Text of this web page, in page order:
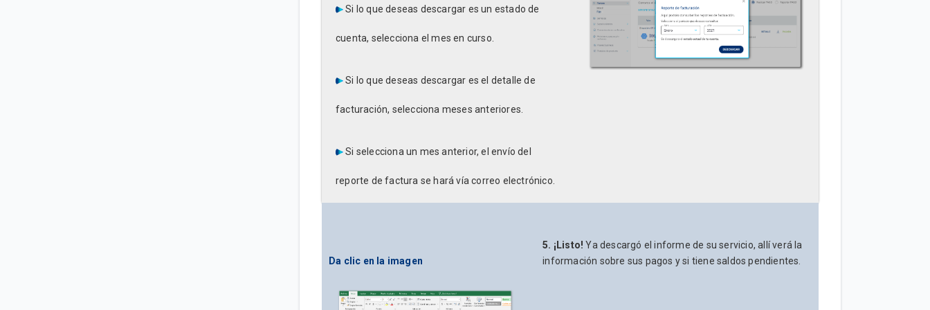
Si lo que deseas descargar es un estado de
cuenta, selecciona el mes en curso.
Si lo que deseas descargar es el detalle de
facturación, selecciona meses anteriores.
Si selecciona un mes anterior, el envío del
reporte de factura se hará vía correo electrónico.
Da clic en la imagen
5. ¡Listo! Ya descargó el informe de su servicio, allí verá la
información sobre sus pagos y si tiene saldos pendientes.